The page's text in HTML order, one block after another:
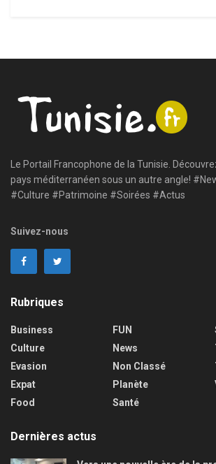
Le Portail Francophone de la Tunisie.
pays méditerranéen sous un autre angle!
#Culture #Patrimoine #Soirées #Actus
Suivez-nous
Rubriques
Business
Culture
Evasion
Expat
Food
FUN
News
Non Classé
Planète
Santé
Dernières actus